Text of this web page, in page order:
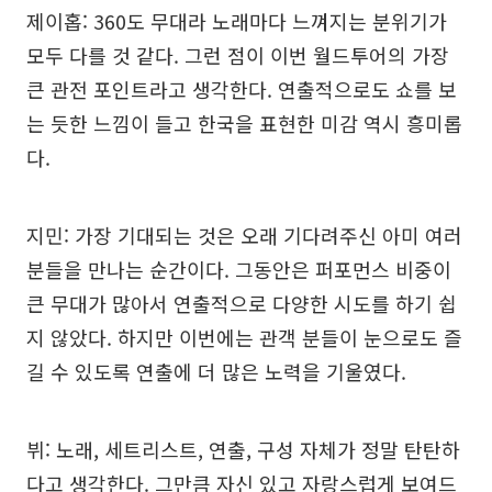
제이홉: 360도 무대라 노래마다 느껴지는 분위기가
모두 다를 것 같다. 그런 점이 이번 월드투어의 가장
큰 관전 포인트라고 생각한다. 연출적으로도 쇼를 보
는 듯한 느낌이 들고 한국을 표현한 미감 역시 흥미롭
다.
지민: 가장 기대되는 것은 오래 기다려주신 아미 여러
분들을 만나는 순간이다. 그동안은 퍼포먼스 비중이
큰 무대가 많아서 연출적으로 다양한 시도를 하기 쉽
지 않았다. 하지만 이번에는 관객 분들이 눈으로도 즐
길 수 있도록 연출에 더 많은 노력을 기울였다.
뷔: 노래, 세트리스트, 연출, 구성 자체가 정말 탄탄하
다고 생각한다. 그만큼 자신 있고 자랑스럽게 보여드